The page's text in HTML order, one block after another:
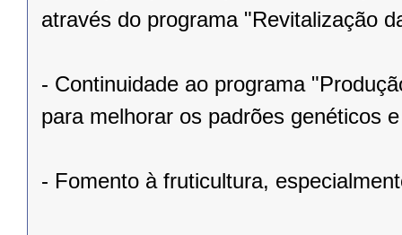
através do programa "Revitalização
- Continuidade ao programa
para melhorar os padrões genéticos
- Fomento à fruticultura,